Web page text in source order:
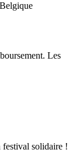
Les
festival solidaire !